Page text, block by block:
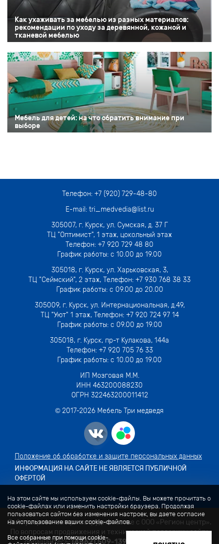
Как ухаживать за мебелью из разных материалов:
рекомендации по уходу за деревянной, кожаной и
тканевой мебелью
Мебель для детей: на что обратить внимание при
выборе
Телефон: +7 (920) 729-48-80
E-mail: tri_medvedia@list.ru
305007, г. Курск, ул. Сумская, д. 37 Г
ТЦ "Оптимист", 1 этаж, цокольный этаж
Телефон: +7 920 729 48 80
График работы: с 10.00 до 19.00
305018,г. Курск, ул. Харьковская, 3,
ТЦ "Сеймский", 2 этаж, Телефон: +7 930 768 38 33
График работы: с 09.00 до 20.00
305009, г. Курск, ул. Интернациональная, д.49,
ТЦ "Уют" 1 этаж, Телефон: +7 920 724 97 14
График работы: с 09.00 до 19.00
305018, г. Курск, пр-т Кулакова, 144а
Телефон: +7 920 705 76 33
График работы: с 10.00 до 19.00
ИП Мозговая М.М.
ИНН 463200088230
ОГРН 322463200011412
© 2017-2026 Мебель Три медведя
Положение об обработке и защите персональных данных
ИНФОРМАЦИЯ НА САЙТЕ НЕ ЯВЛЯЕТСЯ ПУБЛИЧНОЙ
ОФЕРТОЙ
Сайт разработан при сотрудничестве с ООО «Регион центр».
По вопросам продвижения и технической поддержки сайта
обращайтесь:(4862) 509-139, manager@vorle.ru,
На этом сайте мы используем cookie-файлы. Вы можете прочитать о
cookie-файлах или изменить настройки браузера. Продолжая
пользоваться сайтом без изменения настроек, вы даете согласие
на использование ваших cookie-файлов.
Все собранные при помощи cookie-